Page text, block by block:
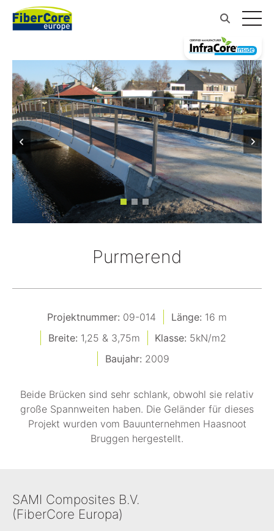
Purmerend
Projektnummer: 09-014 Länge: 16 m
Breite: 1,25 & 3,75m Klasse: 5kN/m2
Baujahr: 2009
Beide Brücken sind sehr schlank, obwohl sie relativ
große Spannweiten haben. Die Geländer für dieses
Projekt wurden vom Bauunternehmen Haasnoot
Bruggen hergestellt.
SAMI Composites B.V.
(FiberCore Europa)